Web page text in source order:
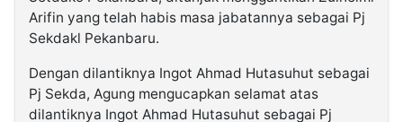
Arifin yang telah habis masa jabatannya sebagai Pj
Sekdakl Pekanbaru.
Dengan dilantiknya Ingot Ahmad Hutasuhut sebagai
Pj Sekda, Agung mengucapkan selamat atas
dilantiknya Ingot Ahmad Hutasuhut sebagai Pj